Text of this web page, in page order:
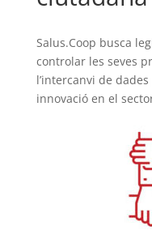
Salus.Coop busca
controlar les seves
l’intercanvi de
innovació en el